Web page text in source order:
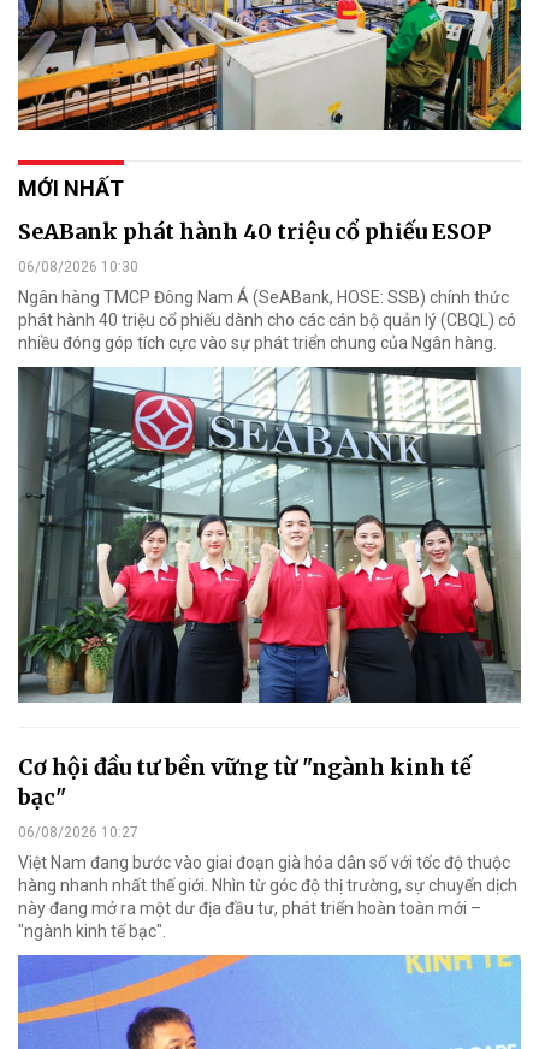
MỚI NHẤT
SeABank phát hành 40 triệu cổ phiếu ESOP
06/08/2026 10:30
Ngân hàng TMCP Đông Nam Á (SeABank, HOSE: SSB) chính thức
phát hành 40 triệu cổ phiếu dành cho các cán bộ quản lý (CBQL) có
nhiều đóng góp tích cực vào sự phát triển chung của Ngân hàng.
Cơ hội đầu tư bền vững từ "ngành kinh tế
bạc"
06/08/2026 10:27
Việt Nam đang bước vào giai đoạn già hóa dân số với tốc độ thuộc
hàng nhanh nhất thế giới. Nhìn từ góc độ thị trường, sự chuyển dịch
này đang mở ra một dư địa đầu tư, phát triển hoàn toàn mới –
"ngành kinh tế bạc".